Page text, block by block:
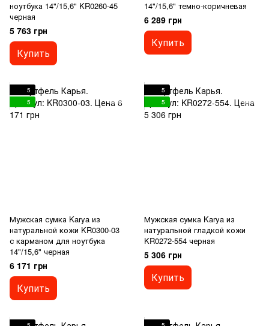
ноутбука 14"/15,6" KR0260-45
черная
5 763 грн
Купить
14"/15,6" темно-коричневая
6 289 грн
Купить
5
5
Мужская сумка Karya из
натуральной кожи KR0300-03
с карманом для ноутбука
14"/15,6" черная
6 171 грн
Купить
5
5
Мужская сумка Karya из
натуральной гладкой кожи
KR0272-554 черная
5 306 грн
Купить